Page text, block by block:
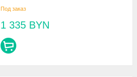
Под заказ
1 335 BYN